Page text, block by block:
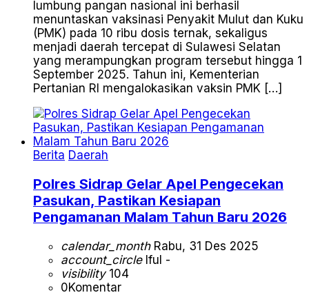
lumbung pangan nasional ini berhasil
menuntaskan vaksinasi Penyakit Mulut dan Kuku
(PMK) pada 10 ribu dosis ternak, sekaligus
menjadi daerah tercepat di Sulawesi Selatan
yang merampungkan program tersebut hingga 1
September 2025. Tahun ini, Kementerian
Pertanian RI mengalokasikan vaksin PMK […]
Berita Daerah
Polres Sidrap Gelar Apel Pengecekan
Pasukan, Pastikan Kesiapan
Pengamanan Malam Tahun Baru 2026
calendar_monthRabu, 31 Des 2025
account_circleIful -
visibility104
0Komentar